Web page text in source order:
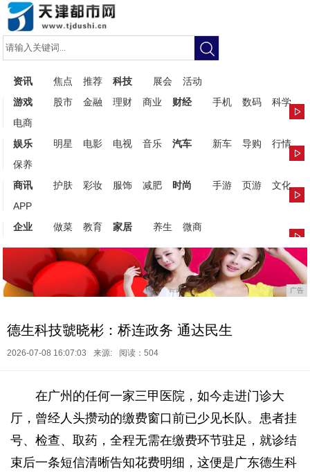
资讯 焦点 推荐 科技 展会
活动
游戏
股市 金融 理财 商业 财经 手机 数码
科学
电商
娱乐
明星 电影 电视 音乐 汽车 新车 导购
行情
保养
商讯
护肤 彩妆 服饰 减肥 时尚 手游 页游
文化
APP
企业
做菜 教育 家居 养生 微商
广告
德生科技虢晓彬：桥连政务 通达民生
2026-07-08 16:07:03 来源: 阅读：504
在广州的任何一家三甲医院，如今走进门诊大
厅，曾经人头攒动的缴费窗口前已少见长队。患者挂
号、检查、取药，全程无需在缴费环节驻足，就诊结
束后一条短信清晰告知花费明细，这便是广东德生科